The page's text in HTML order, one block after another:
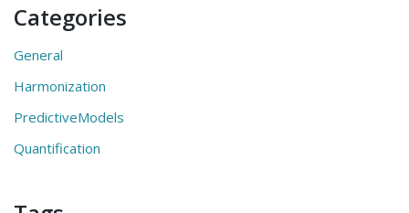
Categories
General
Harmonization
PredictiveModels
Quantification